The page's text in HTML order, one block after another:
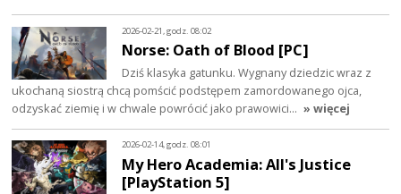
2026-02-21, godz. 08:02
Norse: Oath of Blood [PC]
Dziś klasyka gatunku. Wygnany dziedzic wraz z
ukochaną siostrą chcą pomścić podstępem zamordowanego ojca,
odzyskać ziemię i w chwale powrócić jako prawowici… » więcej
2026-02-14, godz. 08:01
My Hero Academia: All's Justice
[PlayStation 5]